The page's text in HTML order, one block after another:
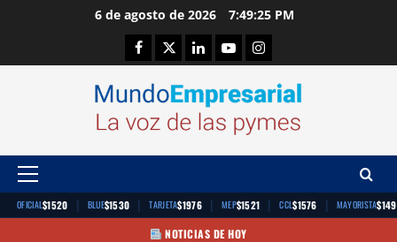
6 de agosto de 2026 7:49:25 PM
Facebook
TwitterLinkedinYoutubeInstagram
Menú
principal
OFICIAL$1520 | BLUE$1530 | TARJETA$1976 | MEP$1521 | CCL$1576 | MAYORISTA
NOTICIAS DE HOY